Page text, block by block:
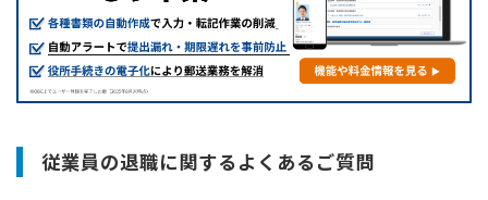
従業員の退職に関するよくあるご質問